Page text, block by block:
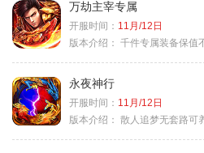
万劫主宰专属
开服时间： 11月/12日
版本介绍： 千件专属装备保值
永夜神行
开服时间： 11月/12日
版本介绍： 散人追梦无套路可